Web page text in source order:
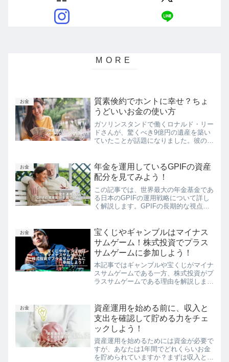
お金
質素倹約でホントに幸せ？ちょ
うどいいお金の使い方
ガソリンスタンドで働くロナルド・リー
ドさんが、驚くべき9億円の遺産を築い
ていたことが話題になりました。彼の質
って楽しむことも大切なのではないでし
ょうか。彼の人生から、ち...
お金
年金を運用しているGPIFの資産
配分を見てみよう！
この記事では、世界最大の年金基金であ
る日本のGPIFの運用戦略について詳し
く解説します。GPIFの長期的な視点、
り、安定した収益を得るために利用され
ているかを説明しています。
お金
宝くじやギャンブルはマイナス
サムゲーム！株式投資でプラス
サムゲームに参加しよう！
本記事ではギャンブルや宝くじがマイナ
スサムゲームである一方、株式投資がプ
ラスサムゲームである理由を解説しま
の賢い投資戦略についても詳しく説明し
ます。
お金
資産運用を始める前に、収入と
支出を確認して貯める力をチェ
ックしよう！
資産運用を始めるためには資金が必要で
すが、あなたは1年間でどれくらいお金
を貯められていますか？まずは収入と支